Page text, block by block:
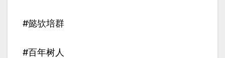
#懿欤培群
#百年树人